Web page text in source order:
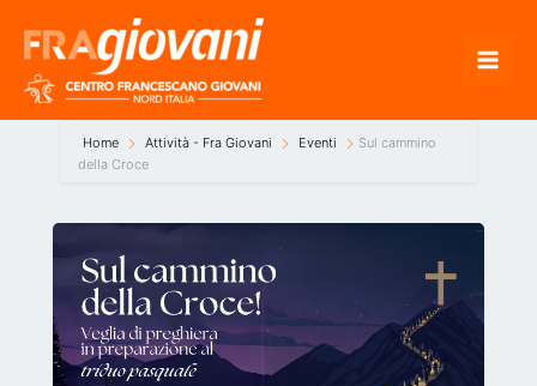
contenuto
Home Attività - Fra Giovani Eventi
Sul cammino
della Croce